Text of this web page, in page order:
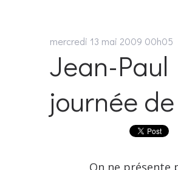
mercredi 13 mai 2009 00h05
Jean-
journée
On ne présente plus